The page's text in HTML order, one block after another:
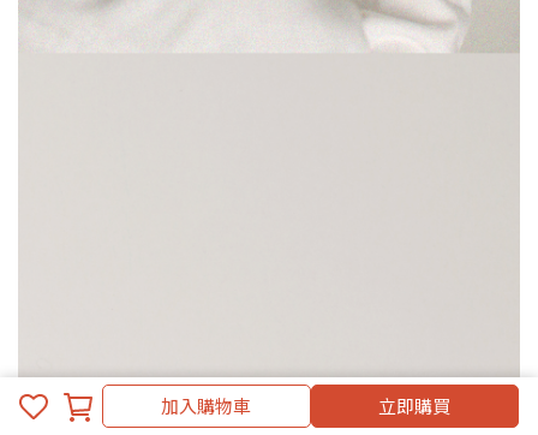
加入購物車 立即購買